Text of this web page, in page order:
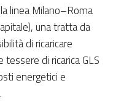
linea Milano–Roma
una tratta da
di ricaricare
di ricarica GLS
energetici e